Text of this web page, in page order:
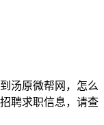
汤原微帮网，怎么
聘求职信息，请查